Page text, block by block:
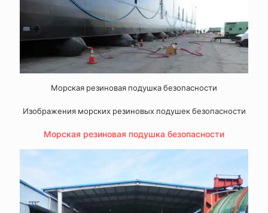
Морская резиновая подушка безопасности
Изображения морских резиновых подушек безопасности
Морская резиновая подушка безопасности